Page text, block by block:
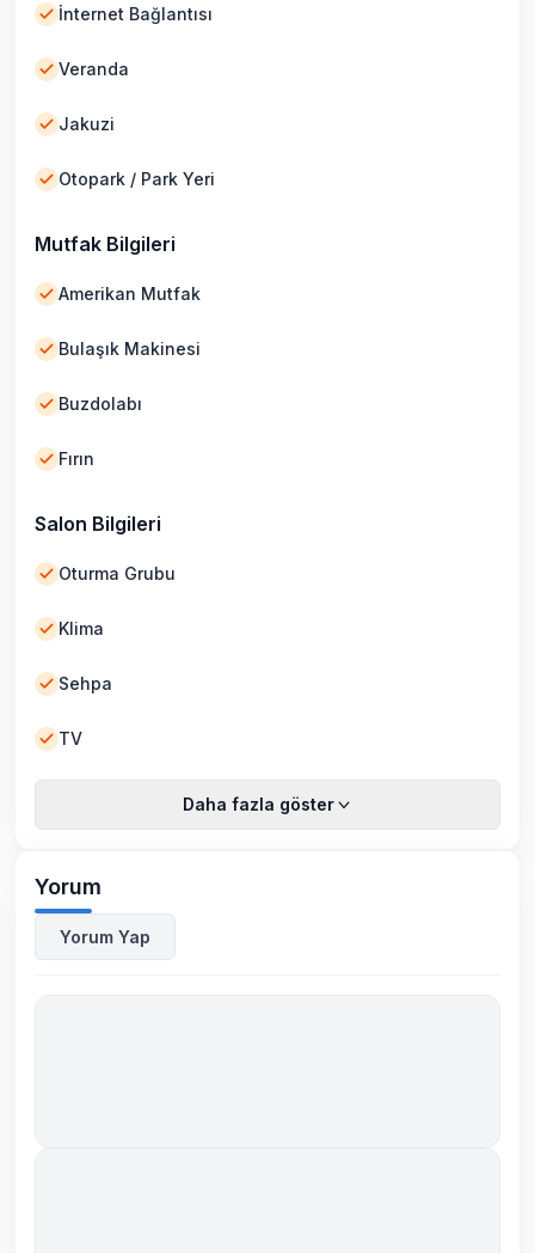
İnternet Bağlantısı
Veranda
Jakuzi
Otopark / Park Yeri
Mutfak Bilgileri
Amerikan Mutfak
Bulaşık Makinesi
Buzdolabı
Fırın
Salon Bilgileri
Oturma Grubu
Klima
Sehpa
TV
Daha fazla göster
Yorum
Yorum Yap